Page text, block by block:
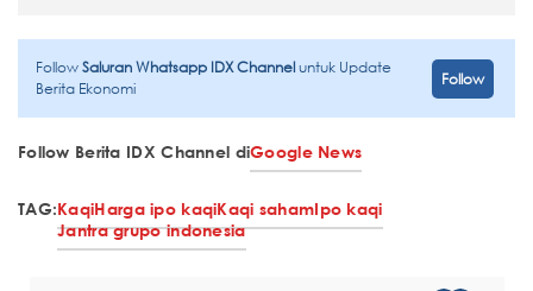
FollowSaluran Whatsapp IDX Channeluntuk Update
Berita Ekonomi
Follow
Follow Berita IDX Channel diGoogle News
TAG:KaqiHarga ipo kaqiKaqi sahamIpo kaqi
Jantra grupo indonesia